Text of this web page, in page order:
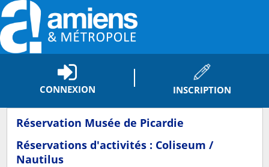
CONNEXION INSCRIPTION
Réservation Musée de Picardie
Réservations d'activités : Coliseum /
Nautilus